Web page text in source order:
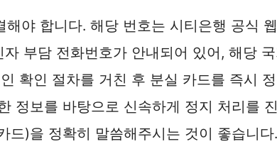
야 합니다. 해당 번호는 시티은행 공식 웹
부담 전화번호가 안내되어 있어, 해당
확인 절차를 거친 후 분실 카드를 즉시
정보를 바탕으로 신속하게 정지 처리를
드)을 정확히 말씀해주시는 것이 좋습니다.